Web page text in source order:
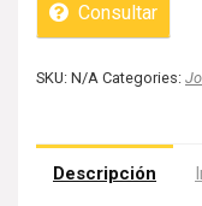
Consultar
SKU: N/A Categories:
Descripción